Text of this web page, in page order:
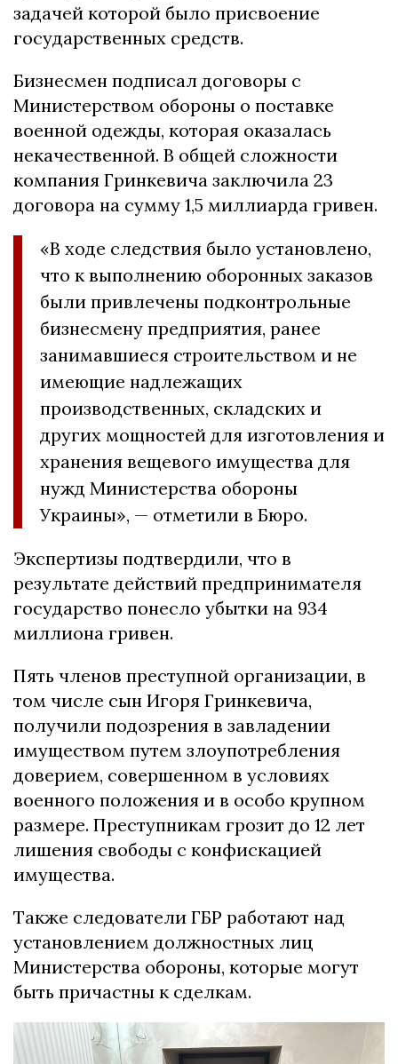
задачей которой было присвоение
государственных средств.
Бизнесмен подписал договоры с
Министерством обороны о поставке
военной одежды, которая оказалась
некачественной. В общей сложности
компания Гринкевича заключила 23
договора на сумму 1,5 миллиарда гривен.
«В ходе следствия было установлено,
что к выполнению оборонных заказов
были привлечены подконтрольные
бизнесмену предприятия, ранее
занимавшиеся строительством и не
имеющие надлежащих
производственных, складских и
других мощностей для изготовления и
хранения вещевого имущества для
нужд Министерства обороны
Украины», — отметили в Бюро.
Экспертизы подтвердили, что в
результате действий предпринимателя
государство понесло убытки на 934
миллиона гривен.
Пять членов преступной организации, в
том числе сын Игоря Гринкевича,
получили подозрения в завладении
имуществом путем злоупотребления
доверием, совершенном в условиях
военного положения и в особо крупном
размере. Преступникам грозит до 12 лет
лишения свободы с конфискацией
имущества.
Также следователи ГБР работают над
установлением должностных лиц
Министерства обороны, которые могут
быть причастны к сделкам.